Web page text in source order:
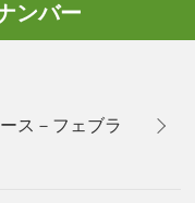
ンバー
ス－フェブラ